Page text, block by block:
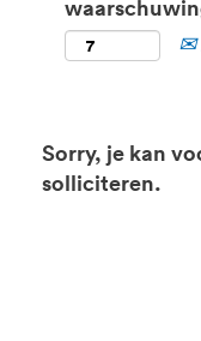
Sorry, je kan
solliciteren.